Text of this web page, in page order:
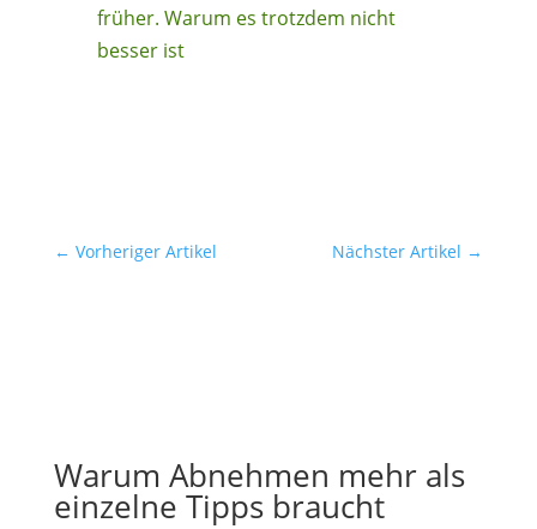
früher. Warum es trotzdem nicht
besser ist
← Vorheriger Artikel Nächster Artikel →
Warum Abnehmen mehr als
einzelne Tipps braucht